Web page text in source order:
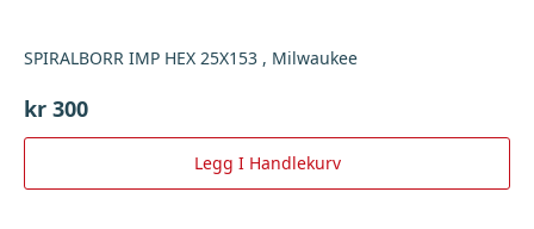
SPIRALBORR IMP HEX 25X153 , Milwaukee
kr 300
Legg I Handlekurv